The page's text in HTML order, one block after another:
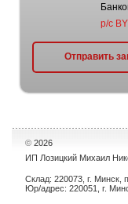
р/с
Отправить
© 2026
ИП Лозицкий Михаил
Склад: 220073, г. Минск,
Юр/адрес: 220051, г.